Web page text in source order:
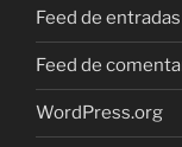
Feed de entradas
Feed de
WordPress.org